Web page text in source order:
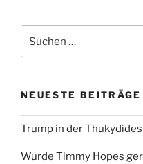
nach:
NEUESTE BEITRÄGE
Trump in der
Wurde Timmy Hopes